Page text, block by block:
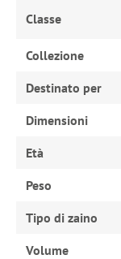
Classe
Collezione
Destinato per
Dimensioni
Età
Peso
Tipo di zaino
Volume